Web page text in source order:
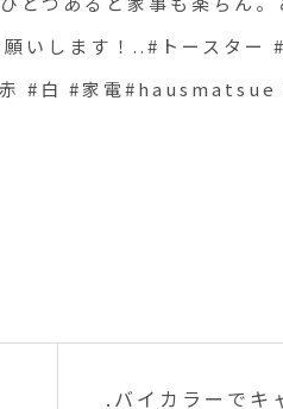
します！..#トースター
#白 #家電#hausmatsue
.バイカラーでキ